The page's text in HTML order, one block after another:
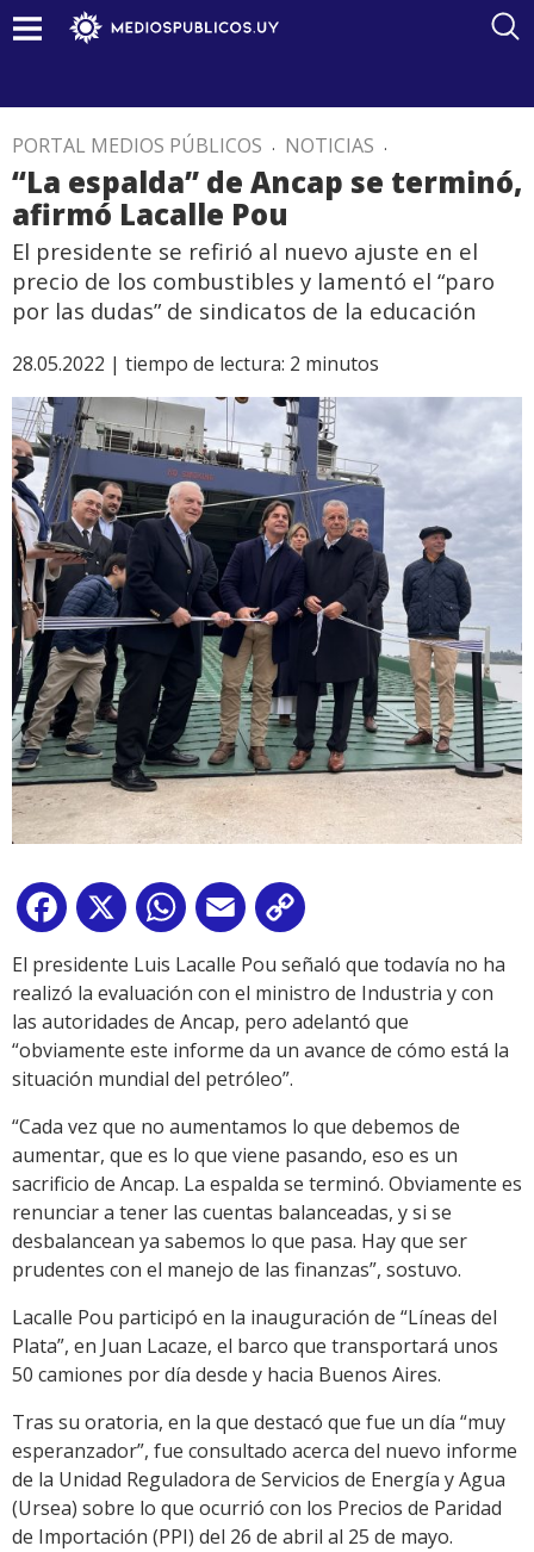
PORTAL MEDIOS PÚBLICOS . NOTICIAS .
“La espalda” de Ancap se terminó,
afirmó Lacalle Pou
El presidente se refirió al nuevo ajuste en el
precio de los combustibles y lamentó el “paro
por las dudas” de sindicatos de la educación
28.05.2022 | tiempo de lectura: 2 minutos
Facebook
X WhatsApp
Email
Link
El presidente Luis Lacalle Pou señaló que todavía no ha
realizó la evaluación con el ministro de Industria y con
las autoridades de Ancap, pero adelantó que
“obviamente este informe da un avance de cómo está la
situación mundial del petróleo”.
“Cada vez que no aumentamos lo que debemos de
aumentar, que es lo que viene pasando, eso es un
sacrificio de Ancap. La espalda se terminó. Obviamente es
renunciar a tener las cuentas balanceadas, y si se
desbalancean ya sabemos lo que pasa. Hay que ser
prudentes con el manejo de las finanzas”, sostuvo.
Lacalle Pou participó en la inauguración de “Líneas del
Plata”, en Juan Lacaze, el barco que transportará unos
50 camiones por día desde y hacia Buenos Aires.
Tras su oratoria, en la que destacó que fue un día “muy
esperanzador”, fue consultado acerca del nuevo informe
de la Unidad Reguladora de Servicios de Energía y Agua
(Ursea) sobre lo que ocurrió con los Precios de Paridad
de Importación (PPI) del 26 de abril al 25 de mayo.